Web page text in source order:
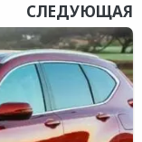
СЛЕДУЮЩАЯ